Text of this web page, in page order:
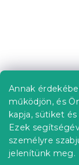
Annak
működjön, és
kapja, sütiket
Ezek
személyre
jelenítünk meg.
á
Rendelés
Szállítási
Fizetési
Reklamáció